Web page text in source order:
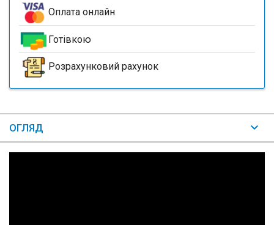
Оплата онлайн
Готівкою
Розрахунковий рахунок
ОГЛЯД